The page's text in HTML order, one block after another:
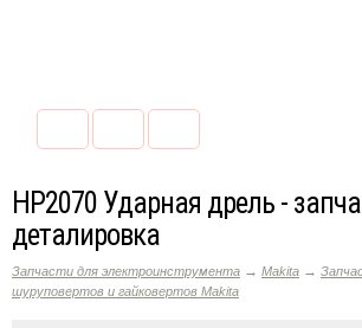
HP2070 Ударная дрель -
деталировка
Запчасти для электроинструмента → Makita →
шуруповертов и гайковертов Makita